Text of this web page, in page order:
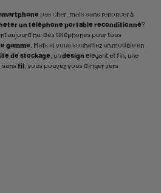
pas cher, mais sans renoncer à
un téléphone portable reconditionné?
aujourd’hui des téléphones pour tous
gamme. Mais si vous souhaitez un modèle en
de stockage, undesign élégant et fin, une
fil, vous pouvez vous diriger vers